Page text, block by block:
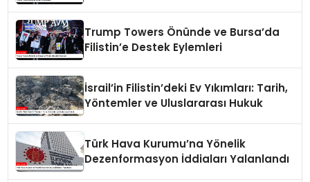
Trump Towers Önünde ve Bursa’da
Filistin’e Destek Eylemleri
İsrail’in Filistin’deki Ev Yıkımları: Tarih,
Yöntemler ve Uluslararası Hukuk
Türk Hava Kurumu’na Yönelik
Dezenformasyon İddiaları Yalanlandı